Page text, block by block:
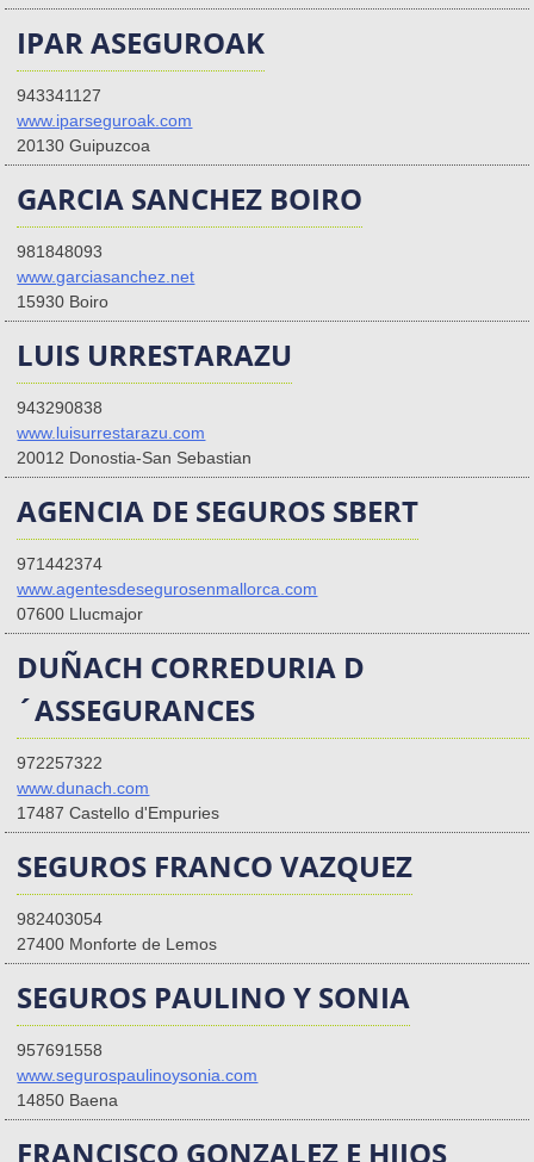
IPAR ASEGUROAK
943341127
www.iparseguroak.com
20130 Guipuzcoa
GARCIA SANCHEZ BOIRO
981848093
www.garciasanchez.net
15930 Boiro
LUIS URRESTARAZU
943290838
www.luisurrestarazu.com
20012 Donostia-San Sebastian
AGENCIA DE SEGUROS SBERT
971442374
www.agentesdesegurosenmallorca.com
07600 Llucmajor
DUÑACH CORREDURIA D
´ASSEGURANCES
972257322
www.dunach.com
17487 Castello d'Empuries
SEGUROS FRANCO VAZQUEZ
982403054
27400 Monforte de Lemos
SEGUROS PAULINO Y SONIA
957691558
www.segurospaulinoysonia.com
14850 Baena
FRANCISCO GONZALEZ E HIJOS